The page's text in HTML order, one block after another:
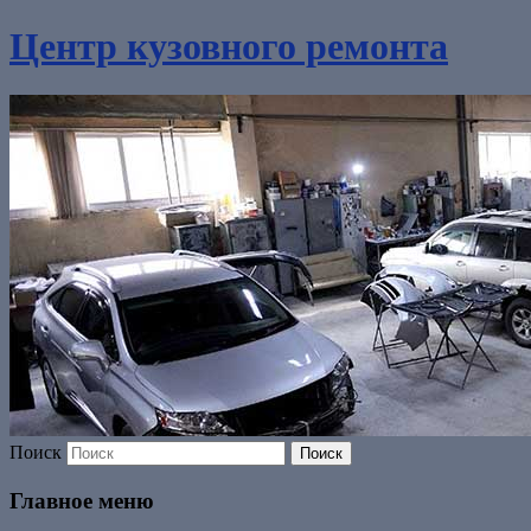
Центр кузовного ремонта
Поиск
Главное меню